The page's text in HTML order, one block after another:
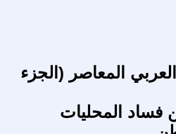
المعاصر (الجزء
فساد المحليات